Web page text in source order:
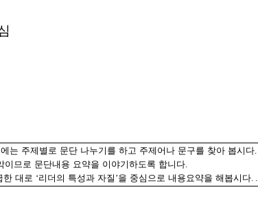
는 주제별로 문단 나누기를 하고 주제어나 문구를 찾아 봅시다.
이므로 문단내용 요약을 이야기하도록 합니다.
한 대로 ‘리더의 특성과 자질 ’을 중심으로 내용요약을 해봅시다. .